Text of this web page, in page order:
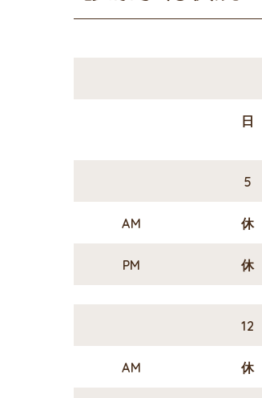
日
5
AM 休
PM 休
12
AM 休